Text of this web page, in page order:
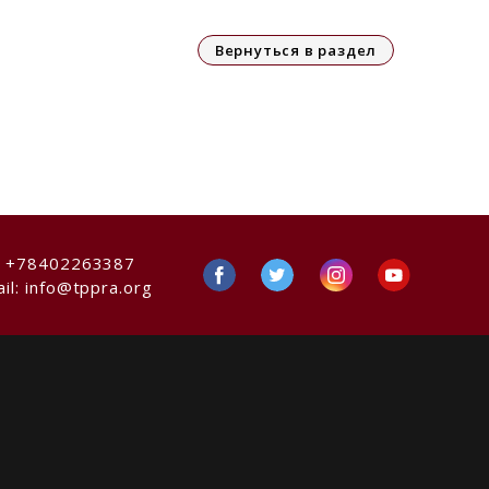
Вернуться в раздел
+78402263387
info@tppra.org